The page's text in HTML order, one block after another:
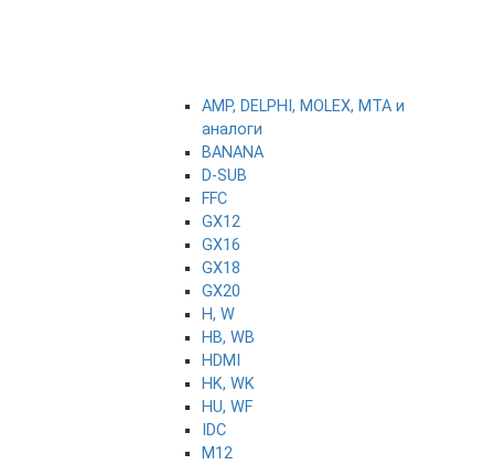
AMP, DELPHI, MOLEX, MTA и
аналоги
BANANA
D-SUB
FFC
GX12
GX16
GX18
GX20
H, W
HB, WB
HDMI
HK, WK
HU, WF
IDC
M12